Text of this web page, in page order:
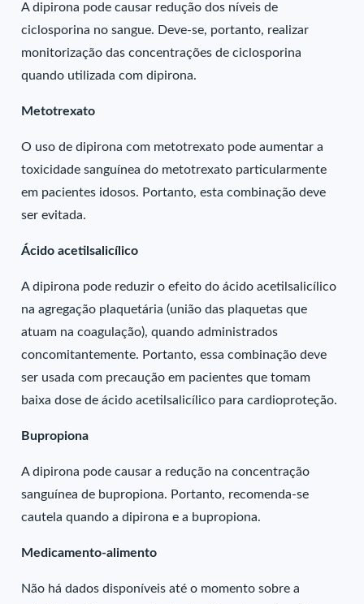
A dipirona pode causar redução dos níveis de
ciclosporina no sangue. Deve-se, portanto, realizar
monitorização das concentrações de ciclosporina
quando utilizada com dipirona.
Metotrexato
O uso de dipirona com metotrexato pode aumentar a
toxicidade sanguínea do metotrexato particularmente
em pacientes idosos. Portanto, esta combinação deve
ser evitada.
Ácido acetilsalicílico
A dipirona pode reduzir o efeito do ácido acetilsalicílico
na agregação plaquetária (união das plaquetas que
atuam na coagulação), quando administrados
concomitantemente. Portanto, essa combinação deve
ser usada com precaução em pacientes que tomam
baixa dose de ácido acetilsalicílico para cardioproteção.
Bupropiona
A dipirona pode causar a redução na concentração
sanguínea de bupropiona. Portanto, recomenda-se
cautela quando a dipirona e a bupropiona.
Medicamento-alimento
Não há dados disponíveis até o momento sobre a